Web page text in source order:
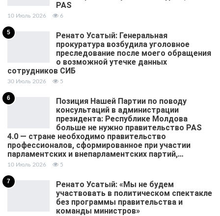
PAS
10 Июль 2026 6
5
Ренато Усатый: Генеральная
прокуратура возбудила уголовное
преследование после моего обращения
о возможной утечке данных
сотрудников СИБ
30 Июль 2026 5
6
Позиция Нашей Партии по поводу
консультаций в администрации
президента: Республике Молдова
больше не нужно правительство PAS
4.0 — стране необходимо правительство
профессионалов, сформированное при участии
парламентских и внепарламентских партий,…
10 Июль 2026 5
7
Ренато Усатый: «Мы не будем
участвовать в политическом спектакле
без программы правительства и
команды министров»